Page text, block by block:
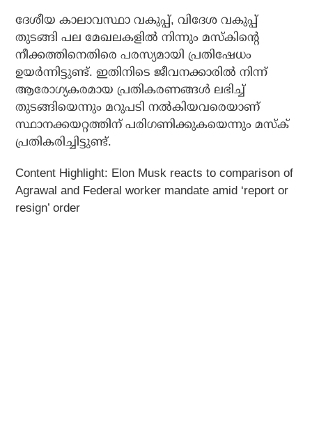
ദേശീയ കാലാവസ്ഥാ വകുപ്പ്, വിദേശ വകുപ്പ്
തുടങ്ങി പല മേഖലകളില്‍ നിന്നും മസ്‌കിന്റെ
നീക്കത്തിനെതിരെ പരസ്യമായി പ്രതിഷേധം
ഉയര്‍ന്നിട്ടുണ്ട്. ഇതിനിടെ ജീവനക്കാരില്‍ നിന്ന്
ആരോഗ്യകരമായ പ്രതികരണങ്ങള്‍ ലഭിച്ച്
തുടങ്ങിയെന്നും മറുപടി നല്‍കിയവരെയാണ്
സ്ഥാനക്കയറ്റത്തിന് പരിഗണിക്കുകയെന്നും മസ്‌ക്
പ്രതികരിച്ചിട്ടുണ്ട്.
Content Highlight: Elon Musk reacts to comparison of
Agrawal and Federal worker mandate amid ‘report or
resign’ order